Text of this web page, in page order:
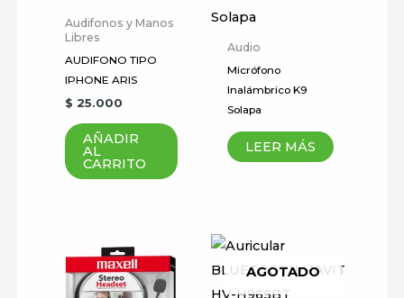
BLUETOOTH CR327”
Tu dirección de correo
electrónico no será publicada.
Los campos obligatorios están
Tu
puntuación
Audifonos y Manos
Libres
AUDIFONO TIPO
IPHONE ARIS
$ 25.000
AÑADIR
AL
CARRITO
Audio
Micrófono
Inalámbrico K9
Solapa
LEER MÁS
AGOTADO